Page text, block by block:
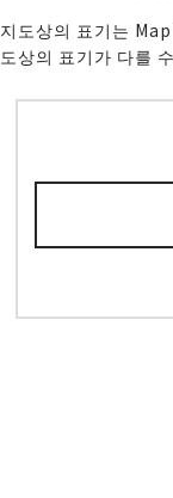
지도상의 표기는
도상의 표기가 다를